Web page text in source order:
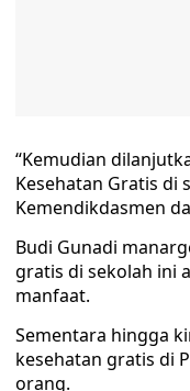
“Kemudian
Kesehatan Gratis di
Kemendikdasmen
Budi Gunadi
gratis di sekolah ini
manfaat.
Sementara hingga
kesehatan gratis di
orang.